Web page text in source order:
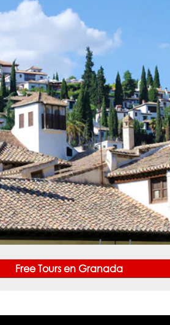
Free Tours en Granada